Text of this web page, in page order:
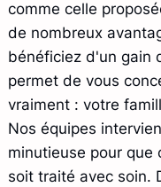
comme celle
de nombreux
bénéficiez d'un gain
permet de vous
vraiment : votre
Nos équipes
minutieuse pour que
soit traité avec soin.